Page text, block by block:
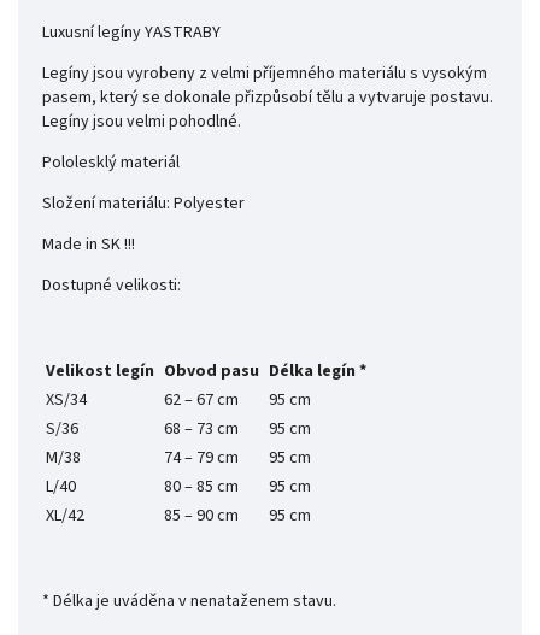
Luxusní legíny YASTRABY
Legíny jsou vyrobeny z velmi příjemného materiálu s vysokým
pasem, který se dokonale přizpůsobí tělu a vytvaruje postavu.
Legíny jsou velmi pohodlné.
Pololesklý materiál
Složení materiálu: Polyester
Made in SK !!!
Dostupné velikosti:
Velikost legín Obvod pasu Délka legín *
XS/34
62 – 67 cm
95 cm
S/36
68 – 73 cm
95 cm
M/38
74 – 79 cm
95 cm
L/40
80 – 85 cm
95 cm
XL/42
85 – 90 cm 95 cm
* Délka je uváděna v nenataženem stavu.